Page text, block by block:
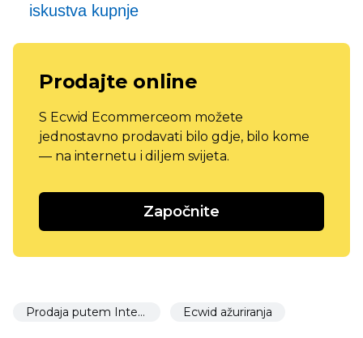
iskustva kupnje
Prodajte online
S Ecwid Ecommerceom možete
jednostavno prodavati bilo gdje, bilo kome
— na internetu i diljem svijeta.
Započnite
Prodaja putem Interneta Ecwid ažuriranja